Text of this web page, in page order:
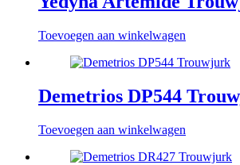
Toevoegen aan winkelwagen
Demetrios DP544
Toevoegen aan winkelwagen